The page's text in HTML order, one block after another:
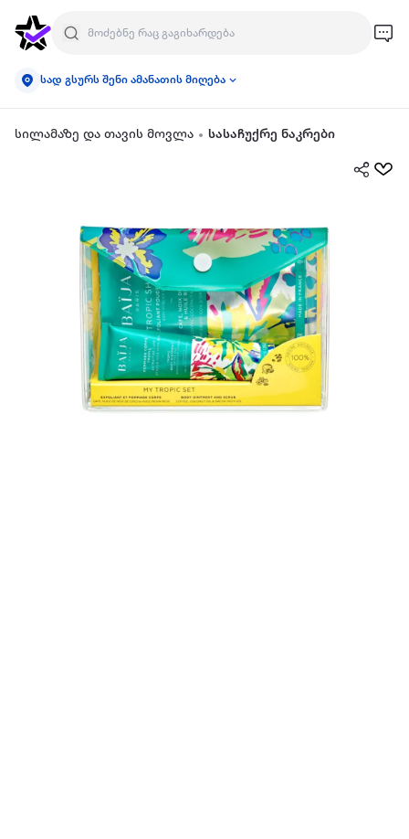
სად გსურს შენი ამანათის მიღება
სილამაზე და თავის მოვლა სასაჩუქრე ნაკრები